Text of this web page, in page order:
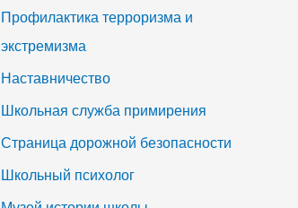
Профилактика терроризма и
экстремизма
Наставничество
Школьная служба примирения
Страница дорожной безопасности
Школьный психолог